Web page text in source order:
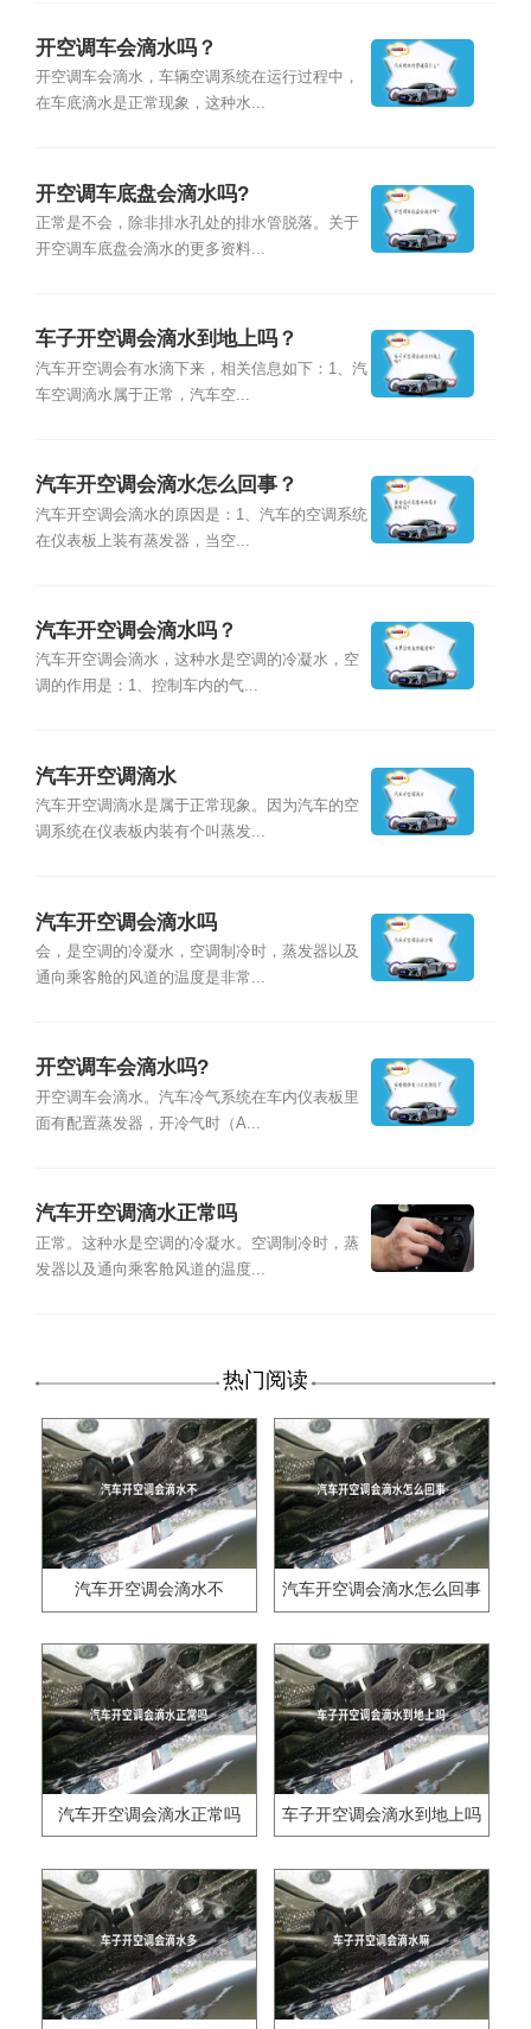
开空调车会滴水吗？
开空调车会滴水，车辆空调系统在运行过程中，
在车底滴水是正常现象，这种水...
开空调车底盘会滴水吗?
正常是不会，除非排水孔处的排水管脱落。关于
开空调车底盘会滴水的更多资料...
车子开空调会滴水到地上吗？
汽车开空调会有水滴下来，相关信息如下：1、汽
车空调滴水属于正常，汽车空...
汽车开空调会滴水怎么回事？
汽车开空调会滴水的原因是：1、汽车的空调系统
在仪表板上装有蒸发器，当空...
汽车开空调会滴水吗？
汽车开空调会滴水，这种水是空调的冷凝水，空
调的作用是：1、控制车内的气...
汽车开空调滴水
汽车开空调滴水是属于正常现象。因为汽车的空
调系统在仪表板内装有个叫蒸发...
汽车开空调会滴水吗
会，是空调的冷凝水，空调制冷时，蒸发器以及
通向乘客舱的风道的温度是非常...
开空调车会滴水吗?
开空调车会滴水。汽车冷气系统在车内仪表板里
面有配置蒸发器，开冷气时（A...
汽车开空调滴水正常吗
正常。这种水是空调的冷凝水。空调制冷时，蒸
发器以及通向乘客舱风道的温度...
热门阅读
汽车开空调会滴水不 汽车开空调会滴水怎么回事
汽车开空调会滴水正常吗 车子开空调会滴水到地上吗